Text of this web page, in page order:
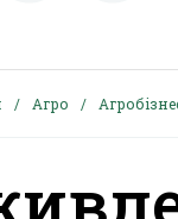
Агро